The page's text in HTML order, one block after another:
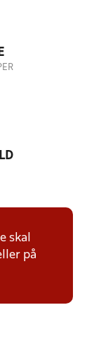
skal
på